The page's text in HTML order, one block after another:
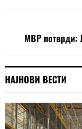
МВР потврди:
НАЈНОВИ ВЕСТИ